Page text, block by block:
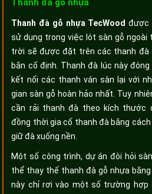
Thanh đà gỗ nhựa
Thanh đà gỗ nhựa TecWood được
sử dụng trong việc lót sàn gỗ ngoài
trời sẽ được đặt trên các thanh đà
bắn cố định. Thanh đà lúc này
kết nối các thanh ván sàn lại với
gian sàn gỗ hoàn hảo nhất. Tuy
cần rải thanh đà theo kích thước
đồng thời gia cố thanh đà bằng
giữ đà xuống nền.
Một số công trình, dự án đòi hỏi
thể thay thế thanh đà gỗ nhựa
này chỉ rơi vào một số trường hợp